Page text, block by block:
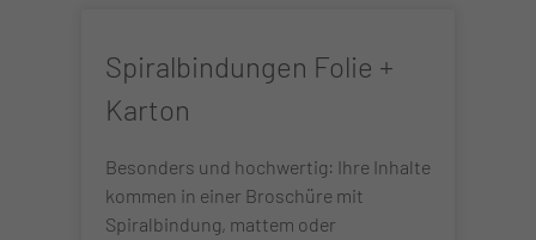
Spiralbindungen Folie +
Karton
Besonders und hochwertig: Ihre Inhalte
kommen in einer Broschüre mit
Spiralbindung, mattem oder